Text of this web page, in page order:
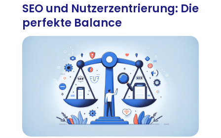
SEO und Nutzerzentrierung: Die
perfekte Balance